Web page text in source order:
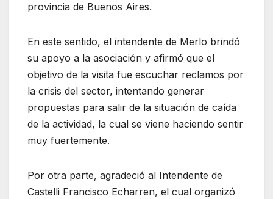
provincia de Buenos Aires.
En este sentido, el intendente de Merlo brindó
su apoyo a la asociación y afirmó que el
objetivo de la visita fue escuchar reclamos por
la crisis del sector, intentando generar
propuestas para salir de la situación de caída
de la actividad, la cual se viene haciendo sentir
muy fuertemente.
Por otra parte, agradeció al Intendente de
Castelli Francisco Echarren, el cual organizó